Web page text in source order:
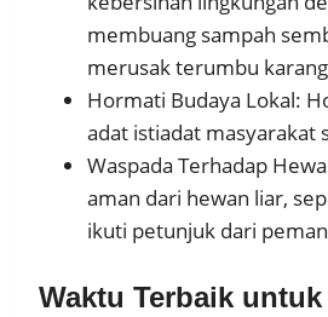
membuang sampah
merusak terumbu
Hormati Budaya Lokal:
adat istiadat masyarakat
Waspada Terhadap
aman dari hewan liar,
ikuti petunjuk dari
Waktu Terbaik untuk